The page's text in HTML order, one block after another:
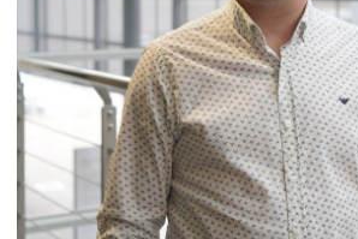
публичной офертой, определяемой
положениями ст. 437 Гражданского кодекса
РФ. Для получения подробной информации о
продуктах, услугах и их стоимости
обращайтесь к нашим специалистам.
Политика обработки персональных данных
Политика использования файлов cookie